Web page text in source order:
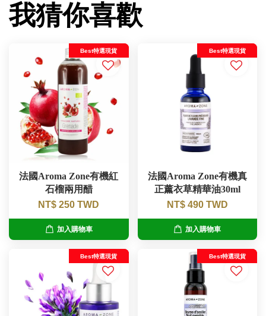
我猜你喜歡
Best特選現貨
法國Aroma Zone有機紅
石榴兩用醋
NT$ 250 TWD
加入購物車
Best特選現貨
法國Aroma Zone有機真
正薰衣草精華油30ml
NT$ 490 TWD
加入購物車
Best特選現貨 Best特選現貨